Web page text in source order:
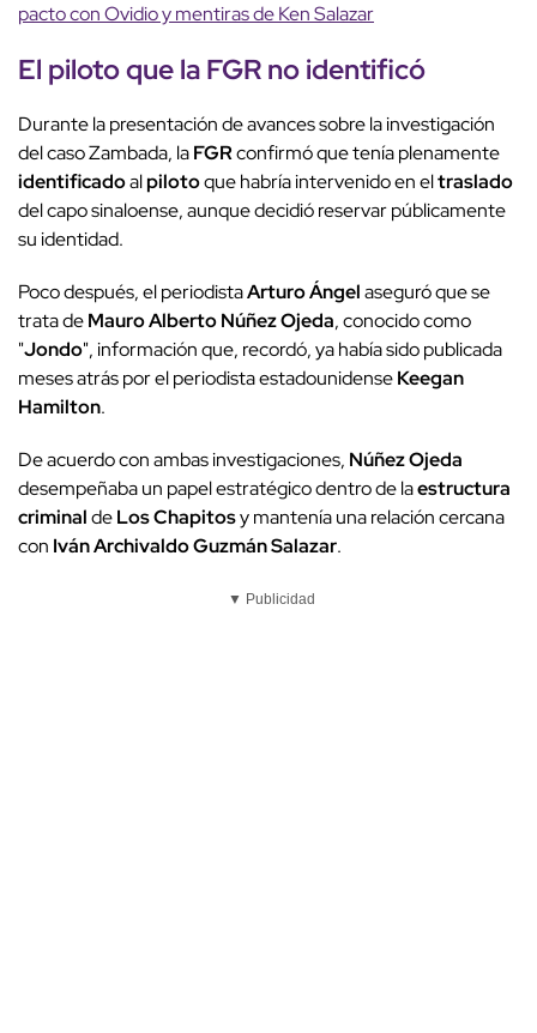
pacto con Ovidio y mentiras de Ken Salazar
El pilotoque laFGRno identificó
Durante la presentación de avances sobre la investigación
del caso Zambada, laFGRconfirmó que tenía plenamente
identificadoalpilotoque habría intervenido en eltraslado
del capo sinaloense, aunque decidió reservar públicamente
su identidad.
Poco después, el periodistaArturo Ángelaseguró que se
trata deMauro Alberto Núñez Ojeda, conocido como
"Jondo", información que, recordó, ya había sido publicada
meses atrás por el periodista estadounidenseKeegan
Hamilton.
De acuerdo con ambas investigaciones, Núñez Ojeda
desempeñaba un papel estratégico dentro de laestructura
criminaldeLos Chapitosy mantenía una relación cercana
con Iván Archivaldo Guzmán Salazar.
▼ Publicidad